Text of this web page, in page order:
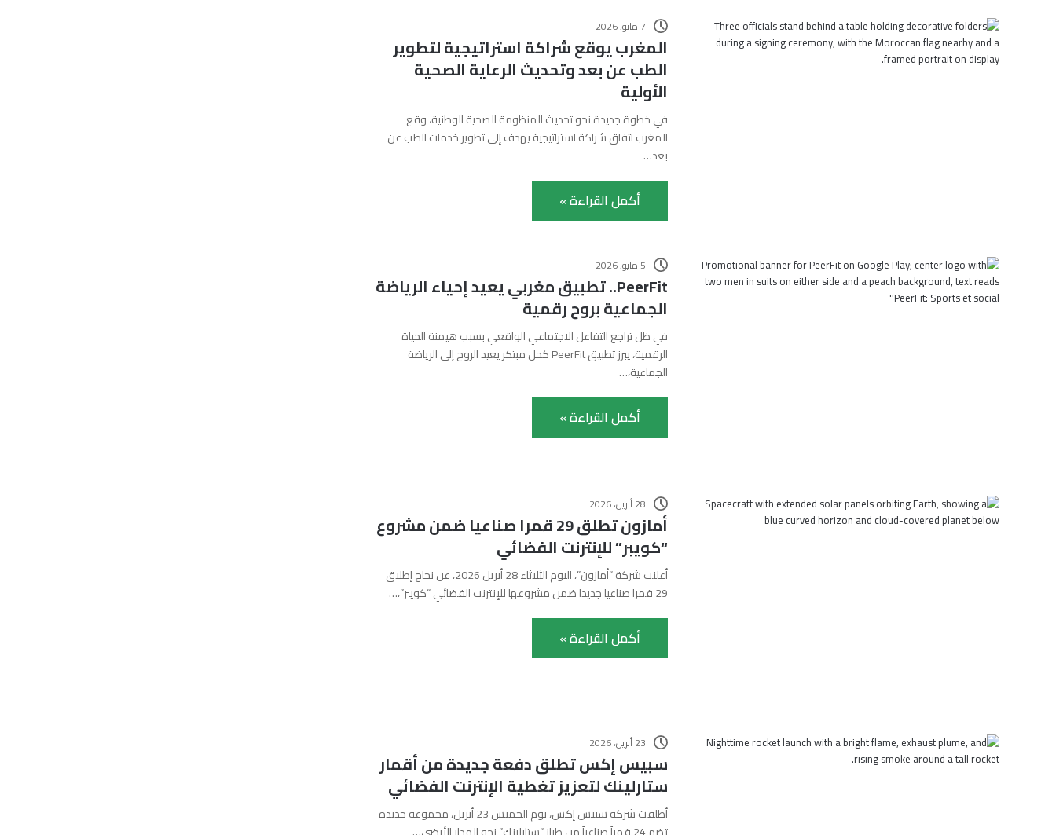
7 مايو، 2026
المغرب يوقع شراكة استراتيجية لتطوير
الطب عن بعد وتحديث الرعاية الصحية
الأولية
في خطوة جديدة نحو تحديث المنظومة الصحية الوطنية، وقع
المغرب اتفاق شراكة استراتيجية يهدف إلى تطوير خدمات الطب عن
بعد…
أكمل القراءة »
5 مايو، 2026
PeerFit.. تطبيق مغربي يعيد إحياء الرياضة
الجماعية بروح رقمية
في ظل تراجع التفاعل الاجتماعي الواقعي بسبب هيمنة الحياة
الرقمية، يبرز تطبيق PeerFit كحل مبتكر يعيد الروح إلى الرياضة
الجماعية،…
أكمل القراءة »
28 أبريل، 2026
أمازون تطلق 29 قمرا صناعيا ضمن مشروع
“كويبر” للإنترنت الفضائي
أعلنت شركة “أمازون”، اليوم الثلاثاء 28 أبريل 2026، عن نجاح إطلاق
29 قمرا صناعيا جديدا ضمن مشروعها للإنترنت الفضائي “كويبر”،…
أكمل القراءة »
23 أبريل، 2026
سبيس إكس تطلق دفعة جديدة من أقمار
ستارلينك لتعزيز تغطية الإنترنت الفضائي
أطلقت شركة سبيس إكس، يوم الخميس 23 أبريل، مجموعة جديدة